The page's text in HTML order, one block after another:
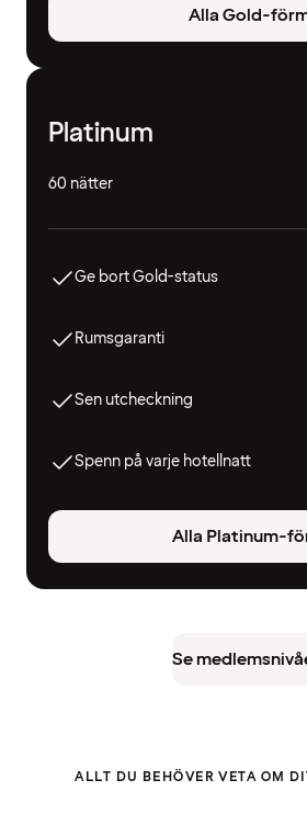
Alla Gold-
Platinum
60 nätter
Ge bort Gold-status
Rumsgaranti
Sen utcheckning
Spenn på varje hotellnatt
Alla Platinum-
Se
ALLT DU BEHÖVER VETA OM